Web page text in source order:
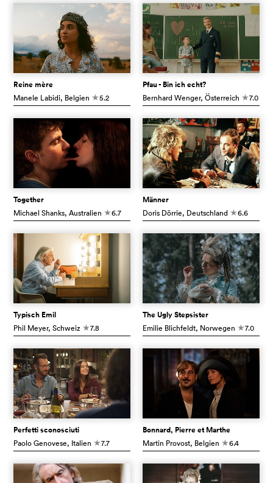
Reine mère
Manele Labidi, Belgien c5.2
Pfau - Bin ich echt?
Bernhard Wenger, Österreich c7.0
Together
Michael Shanks, Australien c6.7
Männer
Doris Dörrie, Deutschland c6.6
Typisch Emil
Phil Meyer, Schweiz c7.8
The Ugly Stepsister
Emilie Blichfeldt, Norwegen c7.0
Perfetti sconosciuti
Paolo Genovese, Italien c7.7
Bonnard, Pierre et Marthe
Martin Provost, Belgien c6.4